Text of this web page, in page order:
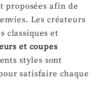
proposées afin de
Les créateurs
classiques et
et coupes
styles sont
satisfaire chaque